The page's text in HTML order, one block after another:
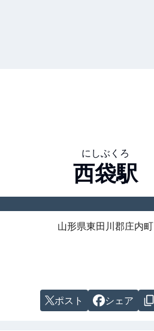
にしぶくろ
西袋駅
山形県東田川郡庄内町
ポスト シェア